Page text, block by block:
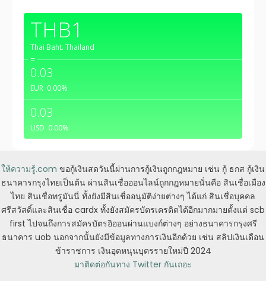
THB1
Thai Baht. Thailand
=
0.03
EUR 0.00%
0.03
USD 0.00%
ให้ความรู้.com ขอกู้เงินสดวันนี้ผ่านการกู้เงินถูกกฎหมาย เช่น กู้ ธกส กู้เงิน
ธนาคารกรุงไทยเป็นต้น ผ่านสินเชื่อออนไลน์ถูกกฎหมายนั่นคือ สินเชื่อเมือง
ไทย สินเชื่อทรูมันนี่ ทั้งยังมีสินเชื่ออนุมัติง่ายต่างๆ ได้แก่ สินเชื่อบุคคล
ศรีสวัสดิ์และสินเชื่อ cardx ทั้งยังสมัครบัตรเครดิตได้อีกมากมายตั้งแต่ scb
first ไปจนถึงการสมัครบัตรอิออนผ่านแบงก์ต่างๆ อย่างธนาคารกรุงศรี
ธนาคาร uob นอกจากนั้นยังมีข้อมูลทางการเงินอีกด้วย เช่น สลิปเงินเดือน
ข้าราชการ เงินอุดหนุนบุตรรายใหม่ปี 2024
มาติดต่อกันทาง Twitter กันเถอะ